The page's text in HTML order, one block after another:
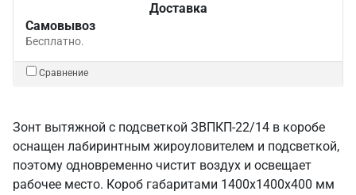
Доставка
Самовывоз
Бесплатно.
Сравнение
Зонт вытяжной с подсветкой ЗВПКП-22/14 в коробе
оснащен лабиринтным жироуловителем и подсветкой,
поэтому одновременно чистит воздух и освещает
рабочее место. Короб габаритами 1400х1400х400 мм